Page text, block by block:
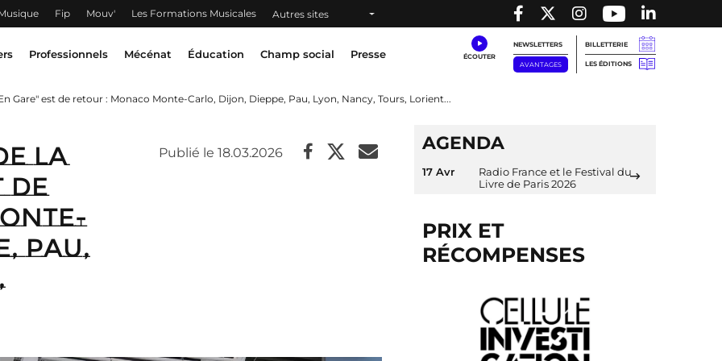
Fip Mouv' Les Formations Musicales Autres sites
Professionnels Mécénat Éducation Champ social Presse
NEWSLETTERS
AVANTAGES
BILLETTERIE
LES ÉDITIONS
Gare" est de retour : Monaco Monte-Carlo, Dijon, Dieppe, Pau, Lyon, Nancy, Tours, Lorient...
la
de
Pau,
Publié le 18.03.2026 AGENDA
17 Avr
Radio France et le Festival du
Livre de Paris 2026
PRIX ET
RÉCOMPENSES